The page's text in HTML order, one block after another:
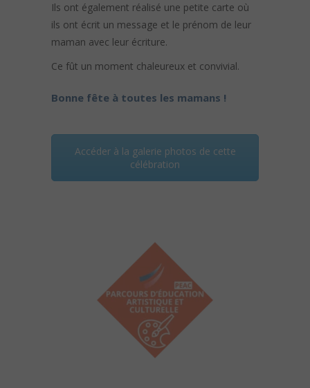
Ils ont également réalisé une petite carte où
ils ont écrit un message et le prénom de leur
maman avec leur écriture.
Ce fût un moment chaleureux et convivial.
Bonne fête à toutes les mamans !
Accéder à la galerie photos de cette
célébration